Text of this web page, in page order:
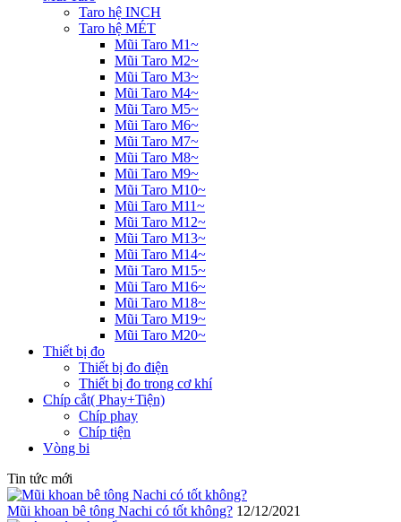
Taro hệ INCH
Taro hệ MÉT
Mũi Taro M1~
Mũi Taro M2~
Mũi Taro M3~
Mũi Taro M4~
Mũi Taro M5~
Mũi Taro M6~
Mũi Taro M7~
Mũi Taro M8~
Mũi Taro M9~
Mũi Taro M10~
Mũi Taro M11~
Mũi Taro M12~
Mũi Taro M13~
Mũi Taro M14~
Mũi Taro M15~
Mũi Taro M16~
Mũi Taro M18~
Mũi Taro M19~
Mũi Taro M20~
Thiết bị đo
Thiết bị đo điện
Thiết bị đo trong cơ khí
Chíp cắt( Phay+Tiện)
Chíp phay
Chíp tiện
Vòng bi
Tin tức mới
Mũi khoan bê tông Nachi có tốt không? 12/12/2021